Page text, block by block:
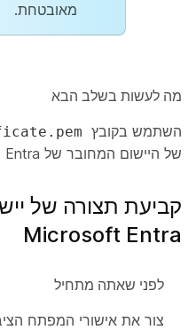
מאובטחת.
מה לעשות בשלב הבא
השתמש בקובץ
של היישום המחובר של Microsoft Entra.
קביעת תצורה של
Microsoft Entra
לפני שאתה מתחיל
צור את אישורי המפתח